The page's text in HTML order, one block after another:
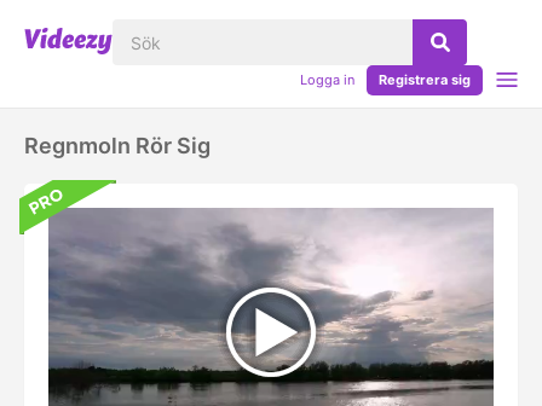
Logga in Registrera sig
Regnmoln Rör Sig